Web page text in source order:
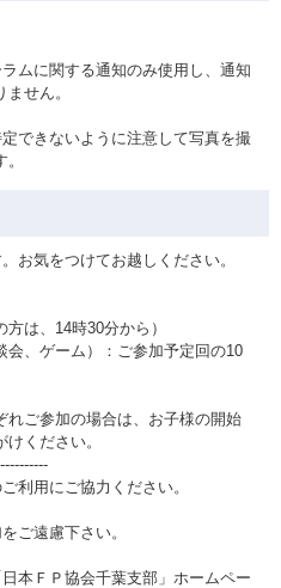
ムに関する通知のみ使用し、通知
せん。
できないように注意して写真を撮
お気をつけてお越しください。
14時30分から）
、ゲーム）：ご参加予定回の10
ご参加の場合は、お子様の開始
ください。
利用にご協力ください。
ご遠慮下さい。
本ＦＰ協会千葉支部」ホームペー